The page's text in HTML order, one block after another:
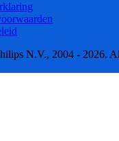
N.V., 2004 - 2026.